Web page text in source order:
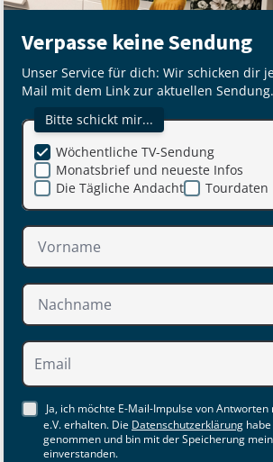
Verpasse keine Sendung
Unser Service für dich: Wir schicken dir
Mail mit dem Link zur aktuellen Sendung.
Bitte schickt mir...
Monatsbrief und neueste Infos
Die Tägliche Andacht
Wöchentliche TV-Sendung
Tourdaten
Ja, ich möchte E-Mail-Impulse von
e.V. erhalten. Die Datenschutzerklärung
genommen und bin mit der Speicherung
einverstanden.